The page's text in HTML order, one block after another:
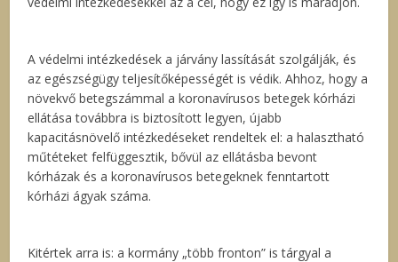
A védelmi intézkedések a járvány lassítását szolgálják, és
az egészségügy teljesítőképességét is védik. Ahhoz, hogy a
növekvő betegszámmal a koronavírusos betegek kórházi
ellátása továbbra is biztosított legyen, újabb
kapacitásnövelő intézkedéseket rendeltek el: a halasztható
műtéteket felfüggesztik, bővül az ellátásba bevont
kórházak és a koronavírusos betegeknek fenntartott
kórházi ágyak száma.
Kitértek arra is: a kormány „több fronton” is tárgyal a